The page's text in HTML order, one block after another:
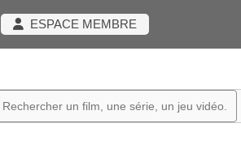
ESPACE MEMBRE